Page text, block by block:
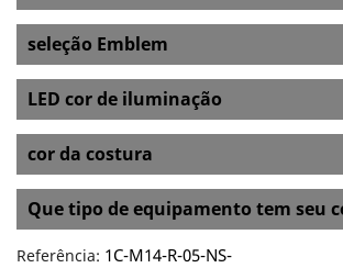
seleção Emblem
LED cor de iluminação
cor da costura
Que tipo de equipamento tem seu
Referência: 1C-M14-R-05-NS-